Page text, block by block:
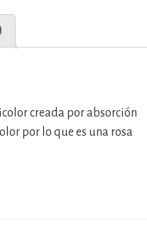
creada por absorción
por lo que es una rosa